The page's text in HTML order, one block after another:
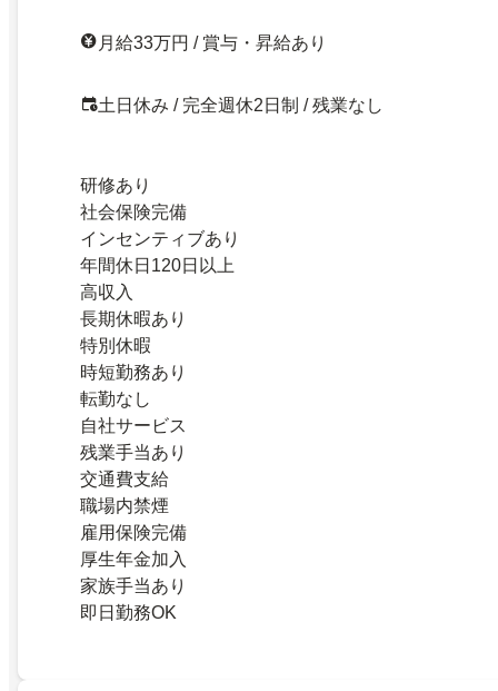
月給33万円 / 賞与・昇給あり
土日休み / 完全週休2日制 / 残業なし
研修あり
社会保険完備
インセンティブあり
年間休日120日以上
高収入
長期休暇あり
特別休暇
時短勤務あり
転勤なし
自社サービス
残業手当あり
交通費支給
職場内禁煙
雇用保険完備
厚生年金加入
家族手当あり
即日勤務OK